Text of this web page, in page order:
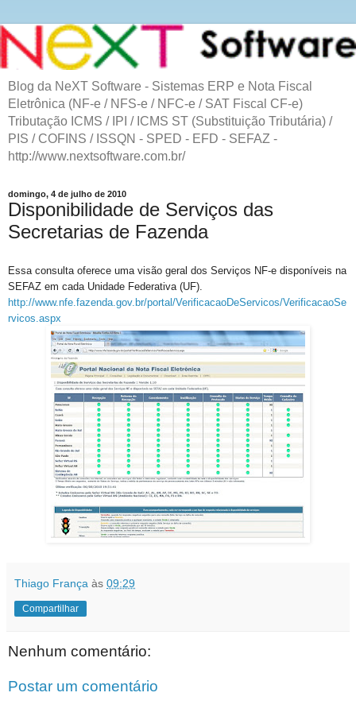
Blog da NeXT Software - Sistemas ERP e Nota Fiscal
Eletrônica (NF-e / NFS-e / NFC-e / SAT Fiscal CF-e)
Tributação ICMS / IPI / ICMS ST (Substituição Tributária) /
PIS / COFINS / ISSQN - SPED - EFD - SEFAZ -
http://www.nextsoftware.com.br/
domingo, 4 de julho de 2010
Disponibilidade de Serviços das
Secretarias de Fazenda
Essa consulta oferece uma visão geral dos Serviços NF-e disponíveis na
SEFAZ em cada Unidade Federativa (UF).
http://www.nfe.fazenda.gov.br/portal/VerificacaoDeServicos/VerificacaoSe
rvicos.aspx
Thiago França às 09:29
Compartilhar
Nenhum comentário:
Postar um comentário